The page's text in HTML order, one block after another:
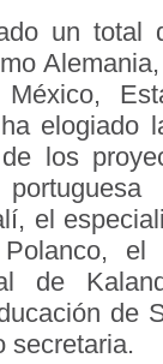
un total
México,
elogiado
los
el
el
de
de
secretaria.